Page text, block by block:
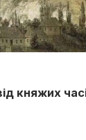
княжих